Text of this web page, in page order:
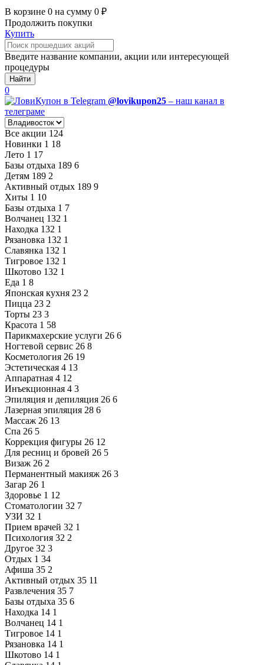
В корзине 0 на сумму 0 ₽
Продолжить покупки
Купить
Введите название компании, акции или интересующей
процедуры
Найти
0
@lovikupon25 – наш канал в
телеграме
Все акции 124
Новинки 1 18
Лето 1 17
Базы отдыха 189 6
Детям 189 2
Активный отдых 189 9
Хиты 1 10
Базы отдыха 1 7
Волчанец 132 1
Находка 132 1
Рязановка 132 1
Славянка 132 1
Тигровое 132 1
Шкотово 132 1
Еда 1 8
Японская кухня 23 2
Пицца 23 2
Торты 23 3
Красота 1 58
Парикмахерские услуги 26 6
Ногтевой сервис 26 8
Косметология 26 19
Эстетическая 4 13
Аппаратная 4 12
Инъекционная 4 3
Эпиляция и депиляция 26 6
Лазерная эпиляция 28 6
Массаж 26 13
Спа 26 5
Коррекция фигуры 26 12
Для ресниц и бровей 26 5
Визаж 26 2
Перманентный макияж 26 3
Загар 26 1
Здоровье 1 12
Стоматологии 32 7
УЗИ 32 1
Прием врачей 32 1
Психология 32 2
Другое 32 3
Отдых 1 34
Афиша 35 2
Активный отдых 35 11
Развлечения 35 7
Базы отдыха 35 6
Находка 14 1
Волчанец 14 1
Тигровое 14 1
Рязановка 14 1
Шкотово 14 1